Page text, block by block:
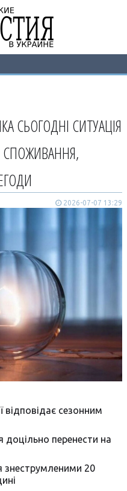
СЬОГОДНІ СИТУАЦІЯ
СПОЖИВАННЯ,
2026-07-07 13:29
відповідає сезонним
доцільно перенести на
знеструмленими 20